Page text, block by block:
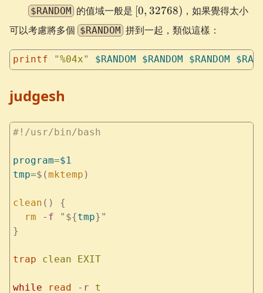
$RANDOM 的值域一般是 [0,
32768)
[0, 32768) ，如果覺得太小
可以考慮將多個 $RANDOM 拼到一起，類似這樣：
printf "%04x" $RANDOM $RANDOM $RANDOM
judgesh
#!/usr/bin/bash
program=$1
tmp=$(mktemp )
clean ()
{
  rm
-f "${tmp}"
}
trap clean EXIT
while read -r t